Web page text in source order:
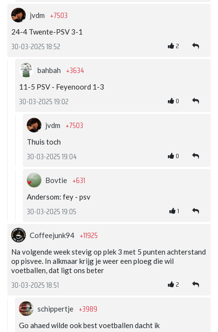
jvdm +7503
24-4 Twente-PSV 3-1
30-03-2025 18:52 2
bahbah +3634
11-5 PSV - Feyenoord 1-3
30-03-2025 19:02 0
jvdm +7503
Thuis toch
30-03-2025 19:04 0
Bovtie +631
Andersom: fey - psv
30-03-2025 19:05 1
Coffeejunk94 +11925
Na volgende week stevig op plek 3 met 5 punten achterstand
op pisvee. In alkmaar krijg je weer een ploeg die wil
voetballen, dat ligt ons beter
30-03-2025 18:51 2
schippertje +3989
Go ahaed wilde ook best voetballen dacht ik